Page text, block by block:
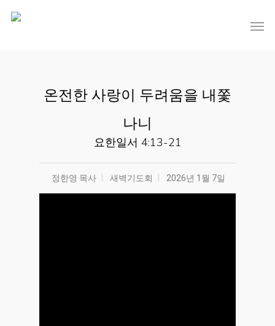
온전한 사랑이 두려움을 내쫓
나니
요한일서 4:13-21
정한영 목사 새벽기도회 2026년 1월 7일